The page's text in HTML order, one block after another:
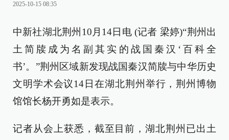
2025-10-15 08:35
中新社湖北荆州10月14日电 (记者 梁婷)“荆州出
土简牍成为名副其实的战国秦汉‘百科全
书’。”荆州区域新发现战国秦汉简牍与中华历史
文明学术会议14日在湖北荆州举行，荆州博物
馆馆长杨开勇如是表示。
记者从会上获悉，截至目前，湖北荆州已出土